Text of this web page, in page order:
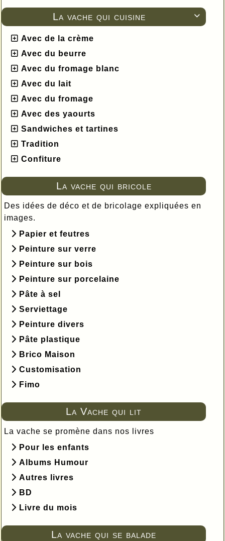

La vache qui cuisine
Avec de la crème
Avec du beurre
Avec du fromage blanc
Avec du lait
Avec du fromage
Avec des yaourts
Sandwiches et tartines
Tradition
Confiture
La vache qui bricole
Des idées de déco et de bricolage expliquées en
images.
Papier et feutres
Peinture sur verre
Peinture sur bois
Peinture sur porcelaine
Pâte à sel
Serviettage
Peinture divers
Pâte plastique
Brico Maison
Customisation
Fimo
La Vache qui lit
La vache se promène dans nos livres
Pour les enfants
Albums Humour
Autres livres
BD
Livre du mois
La vache qui se balade